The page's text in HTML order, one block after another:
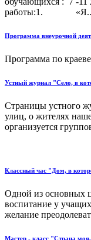
работы:1.
Программа внеурочной
Программа по
Устный журнал "Село, в
Страницы устного
улиц, о жителях
организуется
Классный час "Дом, в
Одной из основных
воспитание у
желание
Мастер - класс "Страна